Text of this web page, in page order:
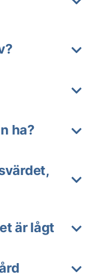
ha?
är lågt